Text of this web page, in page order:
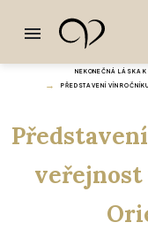
NEKONEČNÁ LÁSKA
PŘEDSTAVENÍ VÍN